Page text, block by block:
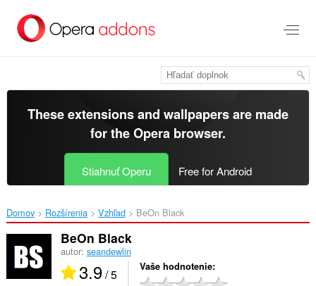
hlavný
These extensions and wallpapers are made
for theOpera browser.
Stiahnuť Operu Free for Android
Domov Rozšírenia Vzhľad BeOn Black‎
BeOn Black
autor: seandewlin
3.9/ 5 Vaše hodnotenie